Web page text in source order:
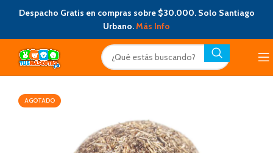
Despacho Gratis en compras sobre $30.000. Solo Santiago
Urbano.Más Info
AGOTADO